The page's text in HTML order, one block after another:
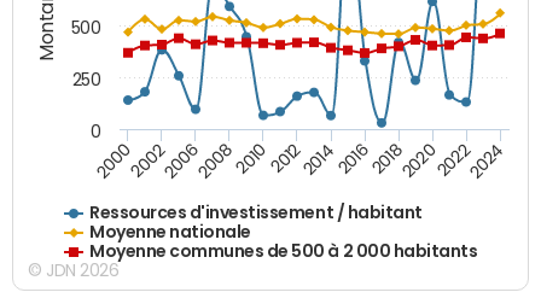
Ressources d'investissement / habitant
Moyenne nationale
Moyenne communes de 500 à 2 000 habitants
200020022006200820102012201420162018202020222024
0
250
500
© JDN 2026